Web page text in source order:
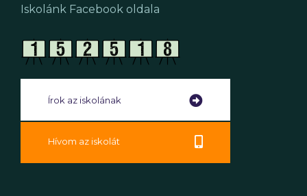
Iskolánk Facebook oldala
Írok az iskolának
Hívom az iskolát